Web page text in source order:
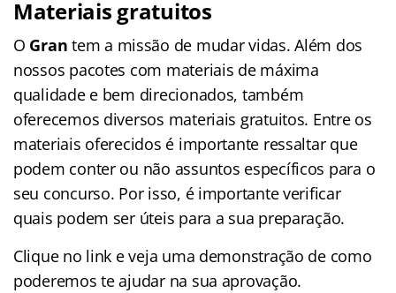
Materiais gratuitos
O Grantem a missão de mudar vidas. Além dos
nossos pacotes com materiais de máxima
qualidade e bem direcionados, também
oferecemos diversos materiais gratuitos. Entre os
materiais oferecidos é importante ressaltar que
podem conter ou não assuntos específicos para o
seu concurso. Por isso, é importante verificar
quais podem ser úteis para a sua preparação.
Clique no link e veja uma demonstração de como
poderemos te ajudar na sua aprovação.